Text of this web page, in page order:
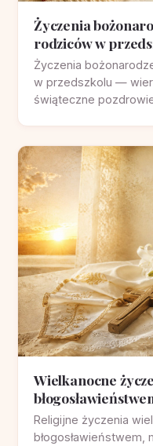
Życzenia
rodziców w
Życzenia
w przedszkolu —
świąteczne
Wielkanocne
Religijne życzenia
błogosławieństwem,